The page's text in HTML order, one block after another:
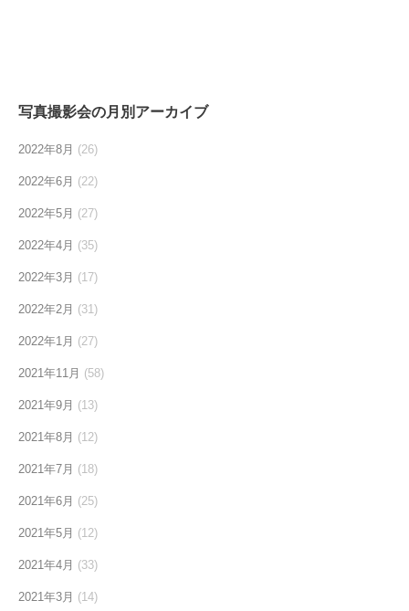
写真撮影会の月別アーカイブ
2022年8月 (26)
2022年6月 (22)
2022年5月 (27)
2022年4月 (35)
2022年3月 (17)
2022年2月 (31)
2022年1月 (27)
2021年11月 (58)
2021年9月 (13)
2021年8月 (12)
2021年7月 (18)
2021年6月 (25)
2021年5月 (12)
2021年4月 (33)
2021年3月 (14)